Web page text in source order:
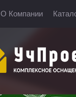
О Компании